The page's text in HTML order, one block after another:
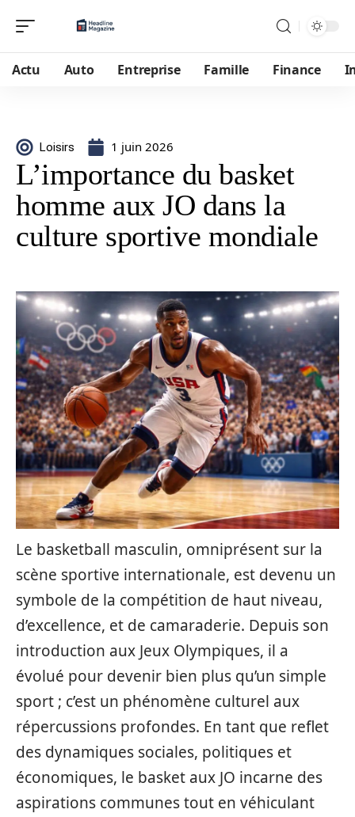
Actu Auto Entreprise Famille Finance
Loisirs 1 juin 2026
L’importance du basket
homme aux JO dans la
culture sportive mondiale
Le basketball masculin, omniprésent sur la
scène sportive internationale, est devenu un
symbole de la compétition de haut niveau,
d’excellence, et de camaraderie. Depuis son
introduction aux Jeux Olympiques, il a
évolué pour devenir bien plus qu’un simple
sport ; c’est un phénomène culturel aux
répercussions profondes. En tant que reflet
des dynamiques sociales, politiques et
économiques, le basket aux JO incarne des
aspirations communes tout en véhiculant